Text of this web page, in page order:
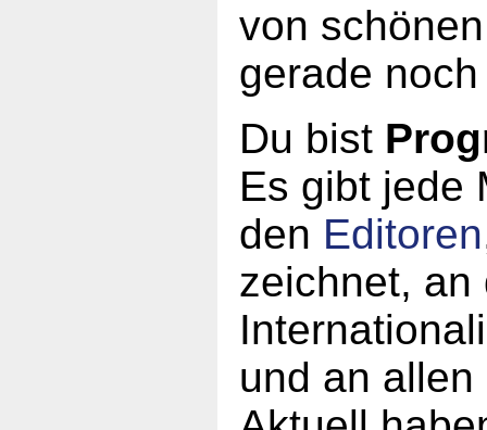
von
gerade
Du bist
Es gibt jede
den Editoren
zeichnet, an
und an